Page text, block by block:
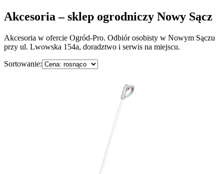
Akcesoria – sklep ogrodniczy Nowy Sącz
Akcesoria w ofercie Ogród-Pro. Odbiór osobisty w Nowym Sączu
przy ul. Lwowska 154a, doradztwo i serwis na miejscu.
Sortowanie: